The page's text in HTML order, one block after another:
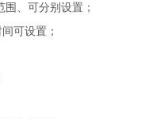
、可分别设置；
设置；